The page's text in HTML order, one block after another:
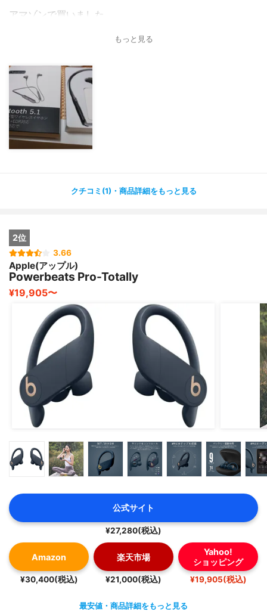
アマゾンで買いました
たまに割引きしてたりもしてますね
おすすめします！最高ですよ
もっと見る
クチコミ(1)・商品詳細をもっと見る
2位
3.66
Apple(アップル)
Powerbeats Pro-Totally
¥19,905〜
公式サイト
¥27,280(税込)
Amazon
¥30,400(税込)
楽天市場
¥21,000(税込)
Yahoo!
ショッピング
¥19,905(税込)
最安値・商品詳細をもっと見る